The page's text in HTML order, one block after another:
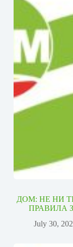
ДОМ: НЕ НИ
ПРАВИЛА
July 30,